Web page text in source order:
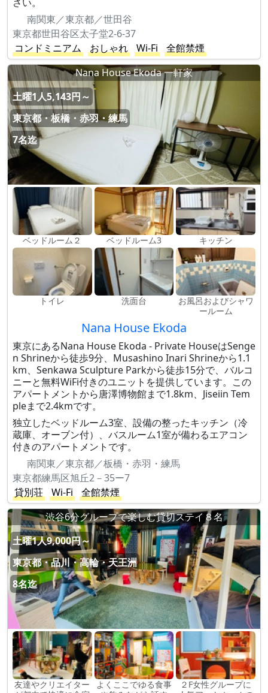
南関東／東京都／世田谷
東京都世田谷区太子堂2-6-37
コンドミニアム
おしゃれ Wi-Fi
全館禁煙
Nana House Ekoda 一軒家
土曜1人5,143円～
東京都・板橋・赤羽・練馬
7名迄
ベッドルーム２ ベッドルーム3 キッチン
トイレ 洗面台
お風呂およびシャワ
ールーム
Nana House Ekoda
東京にあるNana House Ekoda - Private HouseはSenge
n Shrineから徒歩9分、Musashino Inari Shrineから1.1
km、Senkawa Sculpture Parkから徒歩15分で、バルコ
ニーと無料WiFi付きのユニットを提供しています。この
アパートメントから唐澤博物館まで1.8km、Jiseiin Tem
pleまで2.4kmです。
独立したベッドルーム3室、設備の整ったキッチン（冷
蔵庫、オーブン付）、バスルーム1室が備わるエアコン
付きのアパートメントです。
南関東／東京都／板橋・赤羽・練馬
東京都練馬区旭丘2－35ー7
貸別荘
Wi-Fi
全館禁煙
渋谷6分グループで楽しむ貸切ステイ８名
土曜1人9,000円～
東京都・品川・高輪・天王洲
8名迄
友達やクリエイター
よくここでゆる食事
２F女性グループに